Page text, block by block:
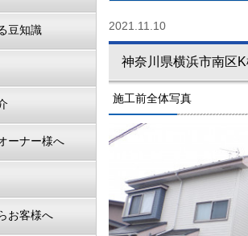
2021.11.10
神奈川県横浜市南
施工前全体写真
豆知識
ーナー様へ
お客様へ